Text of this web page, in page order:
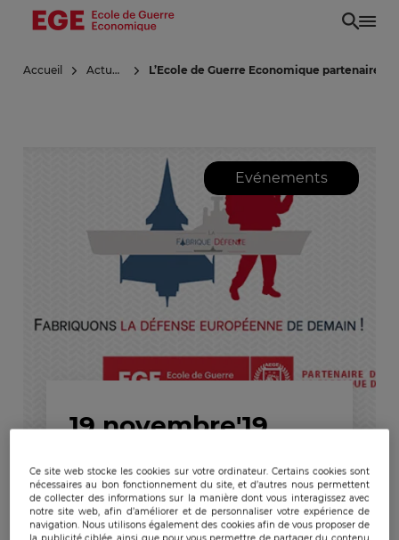
Aller
principal
Accueil Actualités L’Ecole de Guerre Economique partenaire
19 novembre'19
L’Ecole de Guerre
Economique partenaire
Evénements
Ce site web stocke les cookies sur votre ordinateur. Certains cookies sont
nécessaires au bon fonctionnement du site, et d’autres nous permettent
de collecter des informations sur la manière dont vous interagissez avec
notre site web, afin d’améliorer et de personnaliser votre expérience de
navigation. Nous utilisons également des cookies afin de vous proposer de